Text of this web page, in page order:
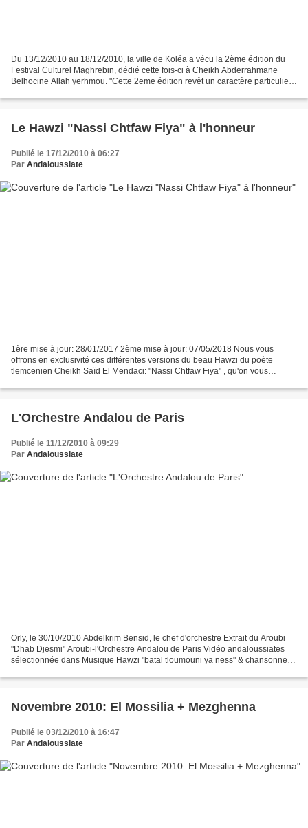
Du 13/12/2010 au 18/12/2010, la ville de Koléa a vécu la 2ème édition du
Festival Culturel Maghrebin, dédié cette fois-ci à Cheikh Abderrahmane
Belhocine Allah yerhmou. "Cette 2eme édition revêt un caractère particulier,
Le Hawzi "Nassi Chtfaw Fiya" à l'honneur
Publié le 17/12/2010 à 06:27
Par Andaloussiate
1ère mise à jour: 28/01/2017 2ème mise à jour: 07/05/2018 Nous vous
offrons en exclusivité ces différentes versions du beau Hawzi du poète
tlemcenien Cheikh Saïd El Mendaci: "Nassi Chtfaw Fiya" , qu'on vous
L'Orchestre Andalou de Paris
Publié le 11/12/2010 à 09:29
Par Andaloussiate
Orly, le 30/10/2010 Abdelkrim Bensid, le chef d'orchestre Extrait du Aroubi
"Dhab Djesmi" Aroubi-l'Orchestre Andalou de Paris Vidéo andaloussiates
sélectionnée dans Musique Hawzi "batal tloumouni ya ness" & chansonnette
Novembre 2010: El Mossilia + Mezghenna
Publié le 03/12/2010 à 16:47
Par Andaloussiate